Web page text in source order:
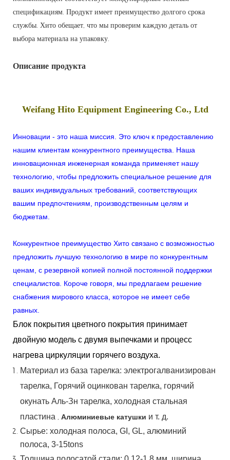
спецификациям. Продукт имеет преимущество долгого срока
службы. Хито обещает, что мы проверим каждую деталь от
выбора материала на упаковку.
Описание продукта
Weifang Hito Equipment Engineering Co., Ltd
Инновации - это наша миссия. Это ключ к предоставлению
нашим клиентам конкурентного преимущества. Наша
инновационная инженерная команда применяет нашу
технологию, чтобы предложить специальное решение для
ваших индивидуальных требований, соответствующих
вашим предпочтениям, производственным целям и
бюджетам.
Конкурентное преимущество Хито связано с возможностью
предложить лучшую технологию в мире по конкурентным
ценам, с резервной копией полной постоянной поддержки
специалистов. Короче говоря, мы предлагаем решение
снабжения мирового класса, которое не имеет себе
равных.
Блок покрытия цветного покрытия принимает
двойную модель с двумя выпечками и процесс
нагрева циркуляции горячего воздуха.
Материал из база тарелка: электрогалванизирован
тарелка, Горячий оцинкован тарелка, горячий
окунать Аль-Зн тарелка, холодная стальная
пластина , Алюминиевые катушки и т. д.
Сырье: холодная полоса, GI, GL, алюминий
полоса, 3-15tons